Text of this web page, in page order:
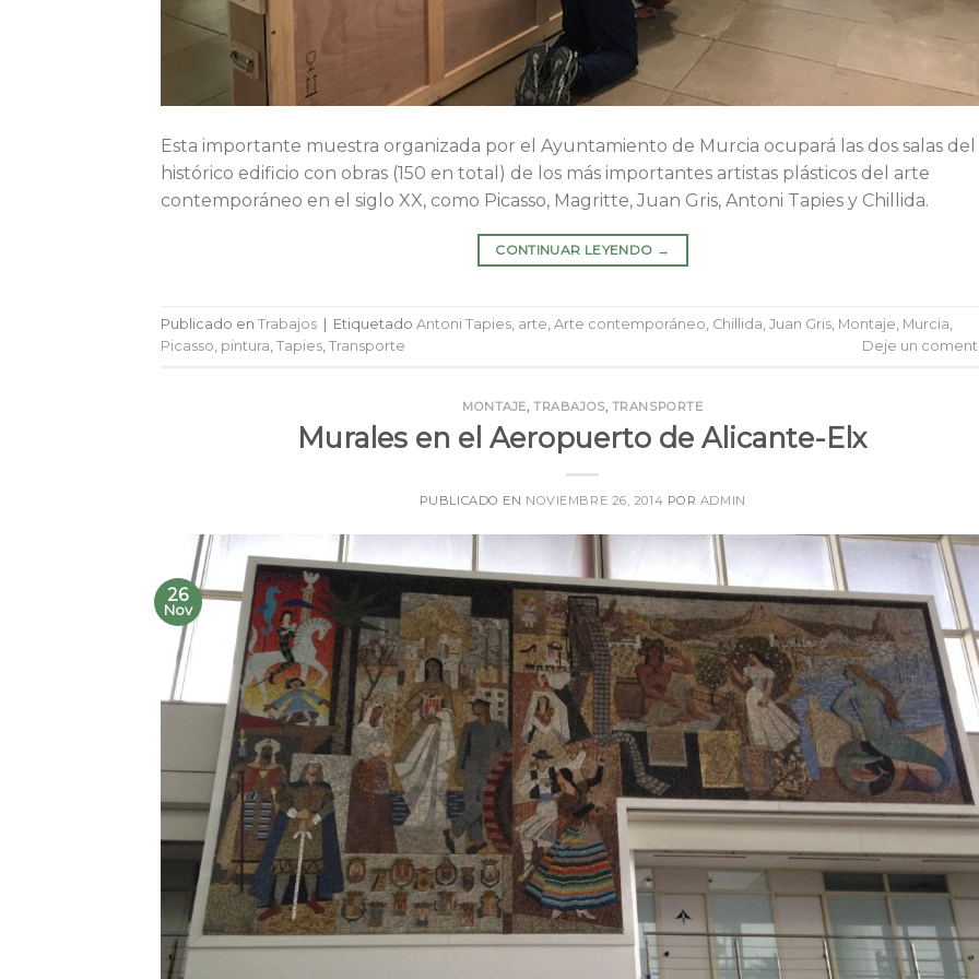
Esta importante muestra organizada por el Ayuntamiento de Murcia ocupará las dos salas del
histórico edificio con obras (150 en total) de los más importantes artistas plásticos del arte
contemporáneo en el siglo XX, como Picasso, Magritte, Juan Gris, Antoni Tapies y Chillida.
CONTINUAR LEYENDO →
Publicado en Trabajos Etiquetado Antoni Tapies, arte, Arte contemporáneo, Chillida, Juan Gris, Montaje, Murcia,
Picasso, pintura, Tapies, Transporte Deje un
MONTAJE,TRABAJOS, TRANSPORTE
Murales en el Aeropuerto de Alicante-Elx
PUBLICADO EN NOVIEMBRE 26, 2014 POR ADMIN
26
Nov